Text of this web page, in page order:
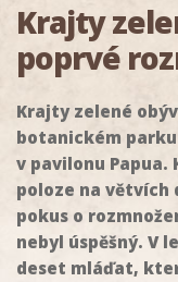
Krajty
poprvé
Krajty zelené
botanickém
v pavilonu Papua.
poloze na větvích
pokus o
nebyl úspěšný. V
deset mláďat,